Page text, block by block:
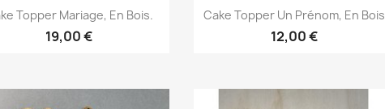
Aperçu rapide
Topper Mariage, En Bois.
19,00 €
Aperçu rapide
Cake Topper Un Prénom, En Bois
12,00 €